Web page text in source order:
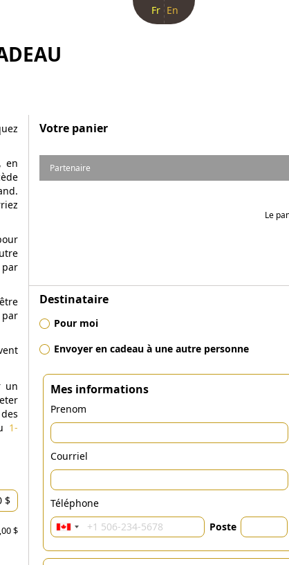
Fr En
en
un
1-
$
Votre panier
Partenaire
Le
Destinataire
Pour moi
Envoyer en cadeau à une autre personne
Mes informations
Prenom
Courriel
Téléphone
Poste